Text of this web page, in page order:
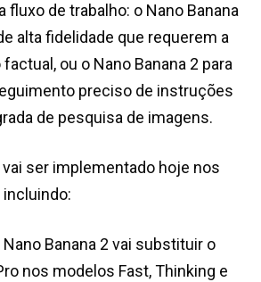
fluxo de trabalho: o Nano Banana
alta fidelidade que requerem a
ou o Nano Banana 2 para
preciso de instruções
de pesquisa de imagens.
vai ser implementado hoje nos
incluindo:
Nano Banana 2 vai substituir o
nos modelos Fast, Thinking e